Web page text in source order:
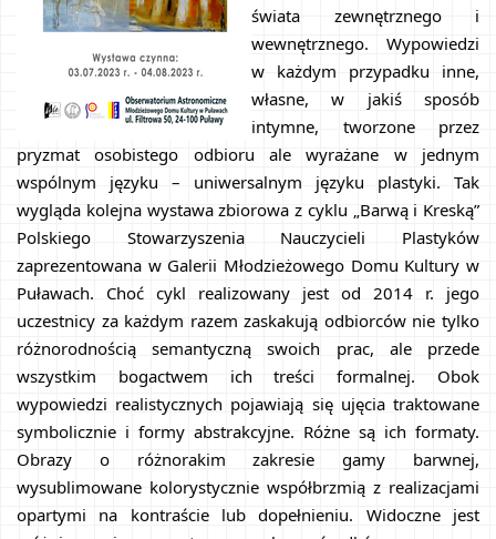
świata zewnętrznego i
wewnętrznego. Wypowiedzi
w każdym przypadku inne,
własne, w jakiś sposób
intymne, tworzone przez
pryzmat osobistego odbioru ale wyrażane w jednym
wspólnym języku – uniwersalnym języku plastyki. Tak
wygląda kolejna wystawa zbiorowa z cyklu „Barwą i Kreską”
Polskiego Stowarzyszenia Nauczycieli Plastyków
zaprezentowana w Galerii Młodzieżowego Domu Kultury w
Puławach. Choć cykl realizowany jest od 2014 r. jego
uczestnicy za każdym razem zaskakują odbiorców nie tylko
różnorodnością semantyczną swoich prac, ale przede
wszystkim bogactwem ich treści formalnej. Obok
wypowiedzi realistycznych pojawiają się ujęcia traktowane
symbolicznie i formy abstrakcyjne. Różne są ich formaty.
Obrazy o różnorakim zakresie gamy barwnej,
wysublimowane kolorystycznie współbrzmią z realizacjami
opartymi na kontraście lub dopełnieniu. Widoczne jest